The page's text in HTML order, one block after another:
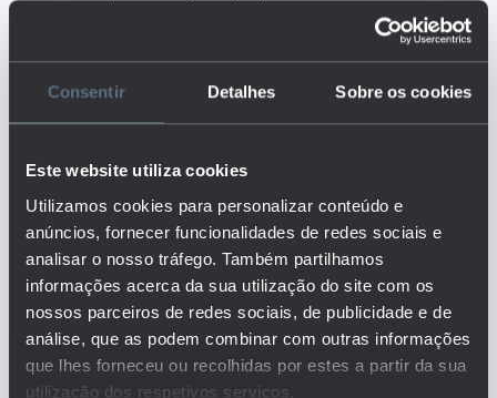
Consentir Detalhes Sobre os cookies
Este website utiliza cookies
Utilizamos cookies para personalizar conteúdo e
anúncios, fornecer funcionalidades de redes sociais e
analisar o nosso tráfego. Também partilhamos
informações acerca da sua utilização do site com os
nossos parceiros de redes sociais, de publicidade e de
análise, que as podem combinar com outras informações
que lhes forneceu ou recolhidas por estes a partir da sua
utilização dos respetivos serviços.
identificação de conhecimentos e
saberes adquiridos pelos adultos
(formações realizadas), não formal
ambiente associativo, em
formações realizadas, em família).
O reconhecimento é feito
mediante uma correspondência
entre os conteúdos escolares e
técnicos e todos os
conhecimentos e competências
do adulto. Este processo pode
resultar numa habilitação escolar
ao nível do 4º, 6º, 9º e 12º ano de